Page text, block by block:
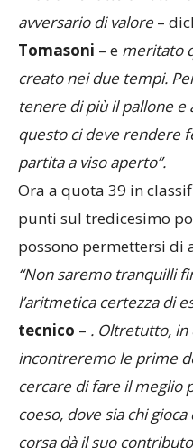
“Abbiamo fatto
avversario di valore –
Tomasoni – e
meritato
creato nei due tempi.
tenere di più il pallone e
questo ci deve rendere
possono permettersi di
“Non saremo tranquilli
l’aritmetica certezza di
tecnico
. Oltretutto,
incontreremo le prime
cercare di fare il meglio
coeso, dove sia chi